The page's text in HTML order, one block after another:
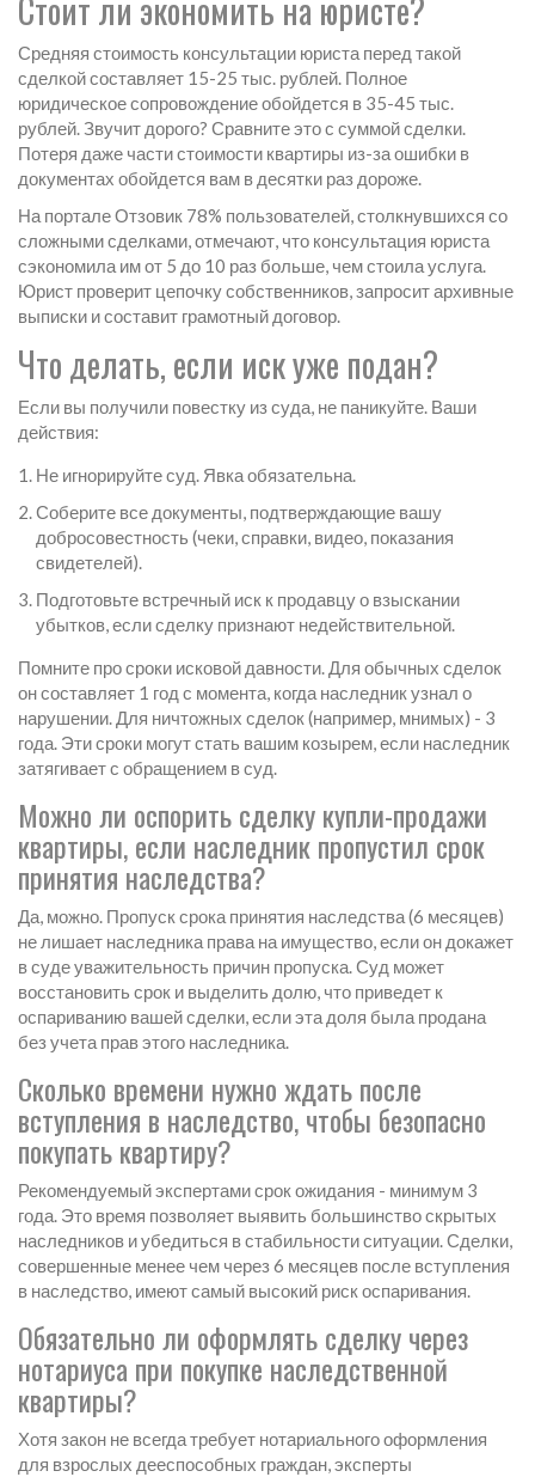
Стоит ли экономить на юристе?
Средняя стоимость консультации юриста перед такой
сделкой составляет 15-25 тыс. рублей. Полное
юридическое сопровождение обойдется в 35-45 тыс.
рублей. Звучит дорого? Сравните это с суммой сделки.
Потеря даже части стоимости квартиры из-за ошибки в
документах обойдется вам в десятки раз дороже.
На портале Отзовик 78% пользователей, столкнувшихся со
сложными сделками, отмечают, что консультация юриста
сэкономила им от 5 до 10 раз больше, чем стоила услуга.
Юрист проверит цепочку собственников, запросит архивные
выписки и составит грамотный договор.
Что делать, если иск уже подан?
Если вы получили повестку из суда, не паникуйте. Ваши
действия:
Не игнорируйте суд. Явка обязательна.
Соберите все документы, подтверждающие вашу
добросовестность (чеки, справки, видео, показания
свидетелей).
Подготовьте встречный иск к продавцу о взыскании
убытков, если сделку признают недействительной.
Помните про сроки исковой давности. Для обычных сделок
он составляет 1 год с момента, когда наследник узнал о
нарушении. Для ничтожных сделок (например, мнимых) - 3
года. Эти сроки могут стать вашим козырем, если наследник
затягивает с обращением в суд.
Можно ли оспорить сделку купли-продажи
квартиры, если наследник пропустил срок
принятия наследства?
Да, можно. Пропуск срока принятия наследства (6 месяцев)
не лишает наследника права на имущество, если он докажет
в суде уважительность причин пропуска. Суд может
восстановить срок и выделить долю, что приведет к
оспариванию вашей сделки, если эта доля была продана
без учета прав этого наследника.
Сколько времени нужно ждать после
вступления в наследство, чтобы безопасно
покупать квартиру?
Рекомендуемый экспертами срок ожидания - минимум 3
года. Это время позволяет выявить большинство скрытых
наследников и убедиться в стабильности ситуации. Сделки,
совершенные менее чем через 6 месяцев после вступления
в наследство, имеют самый высокий риск оспаривания.
Обязательно ли оформлять сделку через
нотариуса при покупке наследственной
квартиры?
Хотя закон не всегда требует нотариального оформления
для взрослых дееспособных граждан, эксперты